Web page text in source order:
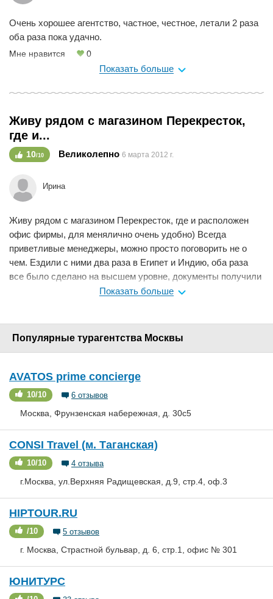
Очень хорошее агентство, частное, честное, летали 2 раза
оба раза пока удачно.
Мне нравится 0
Показать больше
Живу рядом с магазином Перекресток,
где и...
10/10 Великолепно 6 марта 2012 г.
Ирина
Живу рядом с магазином Перекресток, где и расположен
офис фирмы, для менялично очень удобно) Всегда
приветливые менеджеры, можно просто поговорить не о
чем. Ездили с ними два раза в Египет и Индию, оба раза
все было сделано на высшем уровне, документы получили
дня за 2-3, визы в Индию тоже сделали быстро. Очень
Мне нравится 0
Показать больше
Популярные турагентства Москвы
AVATOS prime concierge
10/10 6 отзывов
Москва, Фрунзенская набережная, д. 30с5
CONSI Travel (м. Таганская)
10/10 4 отзыва
г.Москва, ул.Верхняя Радищевская, д.9, стр.4, оф.3
HIPTOUR.RU
/10 5 отзывов
г. Москва, Страстной бульвар, д. 6, стр.1, офис № 301
ЮНИТУРС